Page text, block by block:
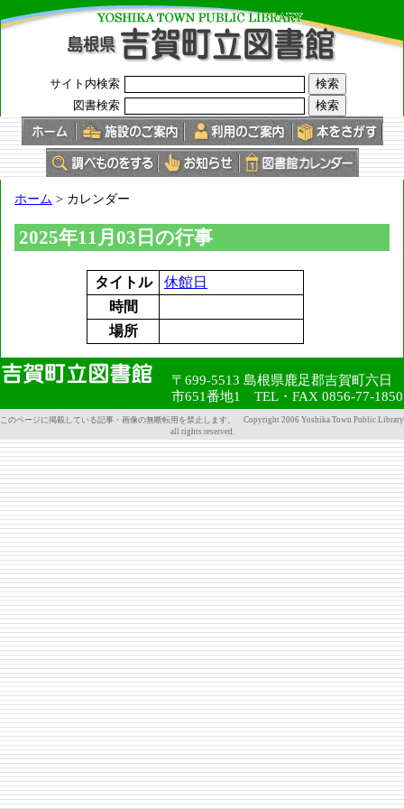
このページの本文へ
サイト内検索
図書検索
現
の
位
置：
ホーム > カレンダー
2025年11月03日の行事
タイトル
休館日
時間
場所
〒699-5513 島根県鹿足郡吉賀町六日
市651番地1 TEL・FAX 0856-77-1850
このページに掲載している記事・画像の無断転用を禁止します。 Copyright 2006 Yoshika Town Public Library
all rights reserved.